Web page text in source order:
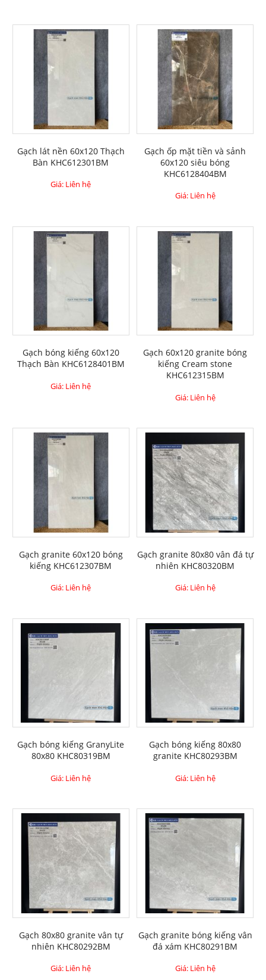
Gạch lát nền 60x120 Thạch
Bàn KHC612301BM
Giá: Liên hệ
Gạch ốp mặt tiền và sảnh
60x120 siêu bóng
KHC6128404BM
Giá: Liên hệ
Gạch bóng kiếng 60x120
Thạch Bàn KHC6128401BM
Giá: Liên hệ
Gạch 60x120 granite bóng
kiếng Cream stone
KHC612315BM
Giá: Liên hệ
Gạch granite 60x120 bóng
kiếng KHC612307BM
Giá: Liên hệ
Gạch granite 80x80 vân đá tự
nhiên KHC80320BM
Giá: Liên hệ
Gạch bóng kiếng GranyLite
80x80 KHC80319BM
Giá: Liên hệ
Gạch bóng kiếng 80x80
granite KHC80293BM
Giá: Liên hệ
Gạch 80x80 granite vân tự
nhiên KHC80292BM
Giá: Liên hệ
Gạch granite bóng kiếng vân
đá xám KHC80291BM
Giá: Liên hệ